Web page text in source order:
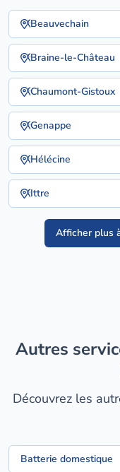
Beauvechain
Braine-le-Château
Chaumont-Gistoux
Genappe
Hélécine
Ittre
Afficher plus
Autres services à Ottignies-Louvain-
Découvrez les
Batterie domestique